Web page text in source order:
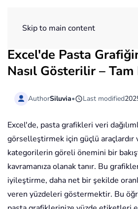
Skip to main content
Excel'de Pasta
Nasıl Gösterilir – Tam
AuthorSiluvia• Last modified
Excel'de, pasta grafikleri veri
görselleştirmek için güçlü araçlardır
kategorilerin göreli önemini bir
kavramanıza olanak tanır. Bu
iyileştirme, daha net bir şekilde
veren yüzdeleri göstermektir. Bu